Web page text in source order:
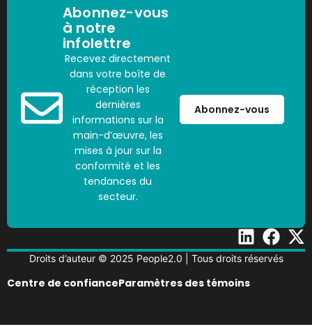
Abonnez-vous
à notre
infolettre
Recevez directement
dans votre boîte de
réception les
dernières
informations sur la
main-d’œuvre, les
mises à jour sur la
conformité et les
tendances du
secteur.
Abonnez-vous
Droits d’auteur © 2025 People2.0 | Tous droits réservés
Centre de confianceParamètres des témoins